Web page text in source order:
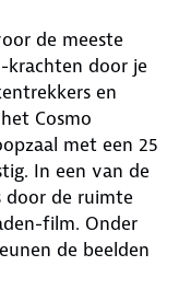
de meeste
krachten door je
en
Cosmo
met een 25
In een van de
door de ruimte
film. Onder
de beelden